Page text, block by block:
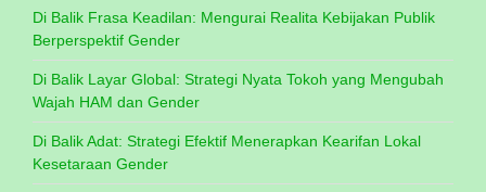
Di Balik Frasa Keadilan: Mengurai Realita Kebijakan Publik
Berperspektif Gender
Di Balik Layar Global: Strategi Nyata Tokoh yang Mengubah
Wajah HAM dan Gender
Di Balik Adat: Strategi Efektif Menerapkan Kearifan Lokal
Kesetaraan Gender